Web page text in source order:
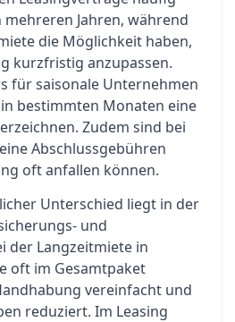
Jahren, während
die Möglichkeit haben,
kurzfristig anzupassen.
für saisonale Unternehmen
bestimmten Monaten eine
Zudem sind bei
Abschlussgebühren
oft anfallen können.
Unterschied liegt in der
und
der Langzeitmiete in
oft im Gesamtpaket
vereinfacht und
reduziert. Im Leasing